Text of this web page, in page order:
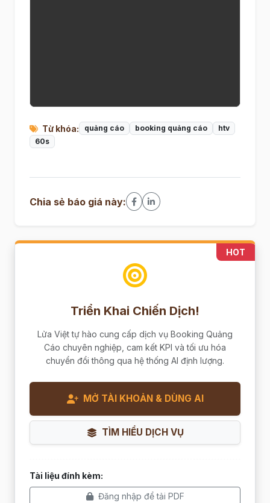
Từ khóa: quảng cáo booking quảng cáo
htv
60s
Chia sẻ báo giá này:
HOT
Triển Khai Chiến Dịch!
Lửa Việt tự hào cung cấp dịch vụ Booking Quảng
Cáo chuyên nghiệp, cam kết KPI và tối ưu hóa
chuyển đổi thông qua hệ thống AI định lượng.
MỞ TÀI KHOẢN & DÙNG AI
TÌM HIỂU DỊCH VỤ
Tài liệu đính kèm:
Đăng nhập để tải PDF